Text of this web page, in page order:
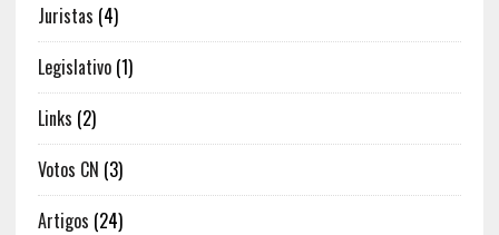
Juristas (4)
Legislativo(1)
Links (2)
Votos CN (3)
Artigos (24)